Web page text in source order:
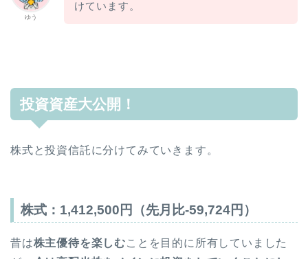
ゆう
けています。
投資資産大公開！
株式と投資信託に分けてみていきます。
株式： 1,412,500 円（先月比-59,724円）
昔は株主優待を楽しむことを目的に所有していました